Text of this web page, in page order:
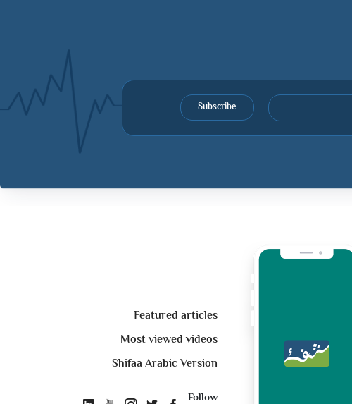
Subscribe
Featured articles
Most viewed videos
Shifaa Arabic Version
Follow